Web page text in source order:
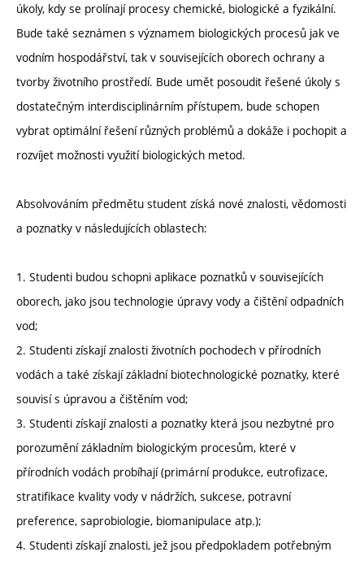
úkoly, kdy se prolínají procesy chemické, biologické a fyzikální.
Bude také seznámen s významem biologických procesů jak ve
vodním hospodářství, tak v souvisejících oborech ochrany a
tvorby životního prostředí. Bude umět posoudit řešené úkoly s
dostatečným interdisciplinárním přístupem, bude schopen
vybrat optimální řešení různých problémů a dokáže i pochopit a
rozvíjet možnosti využití biologických metod.
Absolvováním předmětu student získá nové znalosti, vědomosti
a poznatky v následujících oblastech:
1. Studenti budou schopni aplikace poznatků v souvisejících
oborech, jako jsou technologie úpravy vody a čištění odpadních
vod;
2. Studenti získají znalosti životních pochodech v přírodních
vodách a také získají základní biotechnologické poznatky, které
souvisí s úpravou a čištěním vod;
3. Studenti získají znalosti a poznatky která jsou nezbytné pro
porozumění základním biologickým procesům, které v
přírodních vodách probíhají (primární produkce, eutrofizace,
stratifikace kvality vody v nádržích, sukcese, potravní
preference, saprobiologie, biomanipulace atp.);
4. Studenti získají znalosti, jež jsou předpokladem potřebným